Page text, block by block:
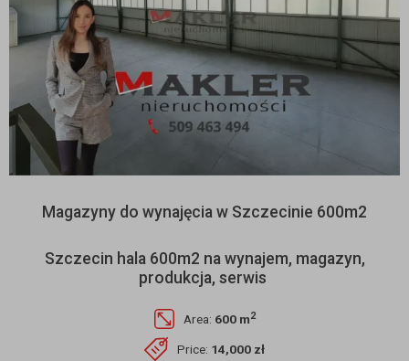
Magazyny do wynajęcia w Szczecinie 600m2
Szczecin hala 600m2 na wynajem, magazyn,
produkcja, serwis
Area: 600 m2
Price: 14,000 zł